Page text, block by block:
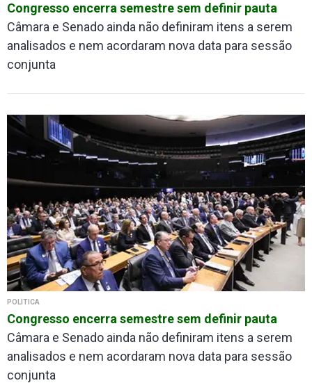
Congresso encerra semestre sem definir pauta
Câmara e Senado ainda não definiram itens a serem
analisados e nem acordaram nova data para sessão
conjunta
POLÍTICA
Congresso encerra semestre sem definir pauta
Câmara e Senado ainda não definiram itens a serem
analisados e nem acordaram nova data para sessão
conjunta